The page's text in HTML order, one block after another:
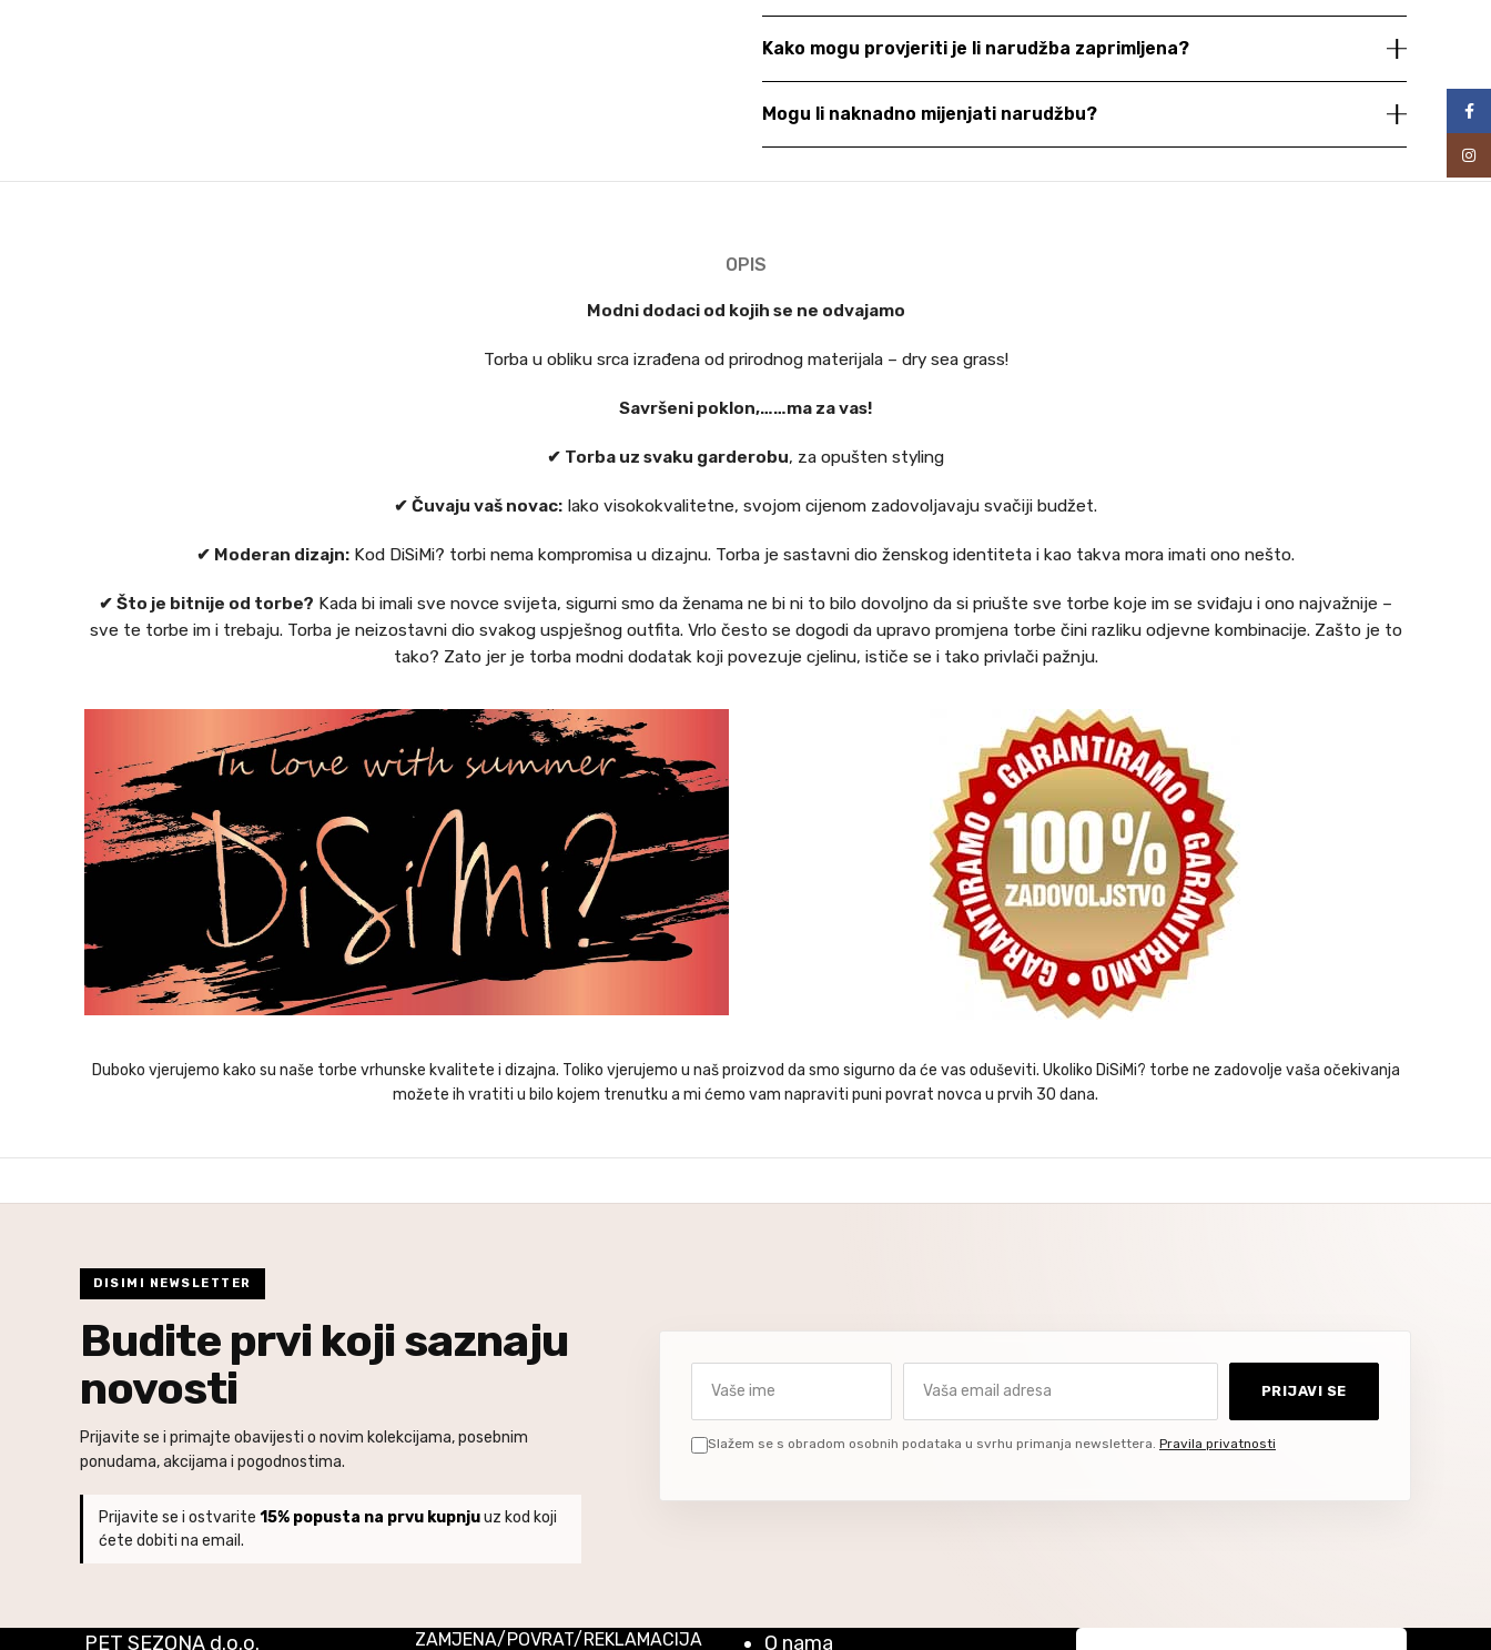
Kako mogu provjeriti je li narudžba zaprimljena?
Mogu li naknadno mijenjati narudžbu?
OPIS
Modni dodaci od kojih se ne odvajamo
Torba u obliku srca izrađena od prirodnog materijala – dry sea grass!
Savršeni poklon,……ma za vas!
✔ Torba uz svaku garderobu, za opušten styling
✔ Čuvaju vaš novac: Iako visokokvalitetne, svojom cijenom zadovoljavaju svačiji budžet.
✔ Moderan dizajn: Kod DiSiMi? torbi nema kompromisa u dizajnu. Torba je sastavni dio ženskog identiteta i kao takva mora imati ono nešto.
✔ Što je bitnije od torbe? Kada bi imali sve novce svijeta, sigurni smo da ženama ne bi ni to bilo dovoljno da si priušte sve torbe koje im se sviđaju i ono najvažnije –
sve te torbe im i trebaju. Torba je neizostavni dio svakog uspješnog outfita. Vrlo često se dogodi da upravo promjena torbe čini razliku odjevne kombinacije. Zašto je to
tako? Zato jer je torba modni dodatak koji povezuje cjelinu, ističe se i tako privlači pažnju.
Duboko vjerujemo kako su naše torbe vrhunske kvalitete i dizajna. Toliko vjerujemo u naš proizvod da smo sigurno da će vas oduševiti. Ukoliko DiSiMi? torbe ne zadovolje vaša očekivanja
možete ih vratiti u bilo kojem trenutku a mi ćemo vam napraviti puni povrat novca u prvih 30 dana.
DISIMI NEWSLETTER
Budite prvi koji saznaju
novosti
Prijavite se i primajte obavijesti o novim kolekcijama, posebnim
ponudama, akcijama i pogodnostima.
Prijavite se i ostvarite 15% popusta na prvu kupnjuuz kod koji
ćete dobiti na email.
PRIJAVI SE
Slažem se s obradom osobnih podataka u svrhu primanja newslettera. Pravila privatnosti
PET SEZONA d.o.o. ZAMJENA/POVRAT/REKLAMACIJA O nama